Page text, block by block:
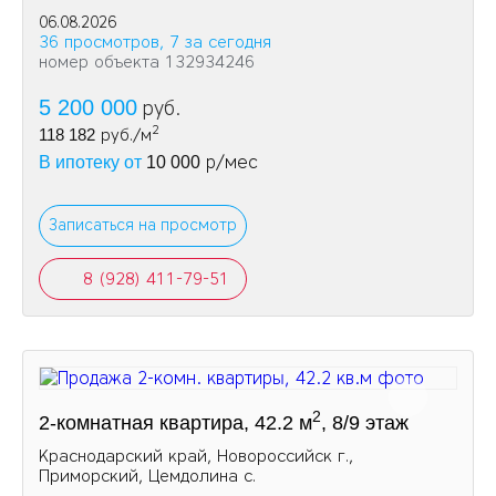
06.08.2026
36 просмотров, 7 за сегодня
номер объекта 132934246
5 200 000 руб.
118 182 руб./м2
В ипотеку от 10 000 р/мес
Записаться на просмотр
8 (928) 411-79-51
2-комнатная квартира, 42.2 м2, 8/9 этаж
Краснодарский край, Новороссийск г.,
Приморский, Цемдолина с.